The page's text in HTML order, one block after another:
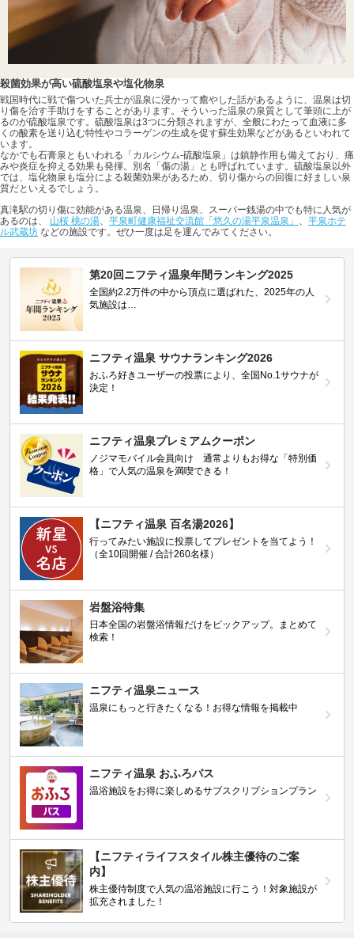
殺菌効果が高い硫酸塩泉や塩化物泉
戦国時代に戦で傷ついた兵士が温泉に浸かって癒やした話があるように、温泉は切
り傷を治す手助けをすることがあります。そういった温泉の泉質として筆頭に上が
るのが硫酸塩泉です。硫酸塩泉は3つに分類されますが、全般にわたって血液に多
くの酸素を送り込む特性やコラーゲンの生成を促す蘇生効果などがあるといわれて
います。
なかでも石膏泉ともいわれる「カルシウム-硫酸塩泉」は鎮静作用も備えており、痛
みや炎症を抑える効果も発揮。別名「傷の湯」とも呼ばれています。硫酸塩泉以外
では、塩化物泉も塩分による殺菌効果があるため、切り傷からの回復に好ましい泉
質だといえるでしょう。
真滝駅の切り傷に効能がある温泉、日帰り温泉、スーパー銭湯の中でも特に人気が
あるのは、 山桜 桃の湯、 平泉町健康福祉交流館「悠久の湯平泉温泉」 、 平泉ホテ
ル武蔵坊 などの施設です。ぜひ一度は足を運んでみてください。
第20回ニフティ温泉年間ランキング2025
全国約2.2万件の中から頂点に選ばれた、2025年の人
気施設は…
ニフティ温泉 サウナランキング2026
おふろ好きユーザーの投票により、全国No.1サウナが
決定！
ニフティ温泉プレミアムクーポン
ノジマモバイル会員向け 通常よりもお得な「特別価
格」で人気の温泉を満喫できる！
【ニフティ温泉 百名湯2026】
行ってみたい施設に投票してプレゼントを当てよう！
（全10回開催 / 合計260名様）
岩盤浴特集
日本全国の岩盤浴情報だけをピックアップ。まとめて
検索！
ニフティ温泉ニュース
温泉にもっと行きたくなる！お得な情報を掲載中
ニフティ温泉 おふろパス
温浴施設をお得に楽しめるサブスクリプションプラン
【ニフティライフスタイル株主優待のご案
内】
株主優待制度で人気の温浴施設に行こう！対象施設が
拡充されました！